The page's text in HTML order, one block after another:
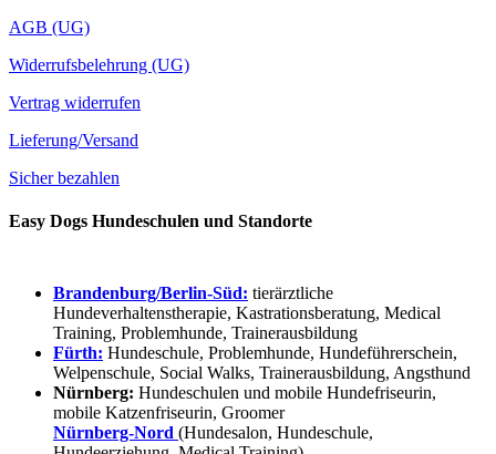
AGB (UG)
Widerrufsbelehrung (UG)
Vertrag widerrufen
Lieferung/Versand
Sicher bezahlen
Easy Dogs Hundeschulen und Standorte
Brandenburg/Berlin-Süd: tierärztliche
Hundeverhaltenstherapie, Kastrationsberatung, Medical
Training, Problemhunde, Trainerausbildung
Fürth: Hundeschule, Problemhunde, Hundeführerschein,
Welpenschule, Social Walks, Trainerausbildung, Angsthund
Nürnberg: Hundeschulen und mobile Hundefriseurin,
mobile Katzenfriseurin, Groomer
Nürnberg-Nord (Hundesalon, Hundeschule,